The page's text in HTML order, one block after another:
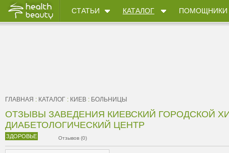
СТАТЬИ КАТАЛОГ ПОМОЩНИКИ
ГЛАВНАЯ : КАТАЛОГ : КИЕВ : БОЛЬНИЦЫ
ОТЗЫВЫ ЗАВЕДЕНИЯ КИЕВСКИЙ ГОРОДСКОЙ
ДИАБЕТОЛОГИЧЕСКИЙ ЦЕНТР
ЗДОРОВЬЕ Отзывов (0)